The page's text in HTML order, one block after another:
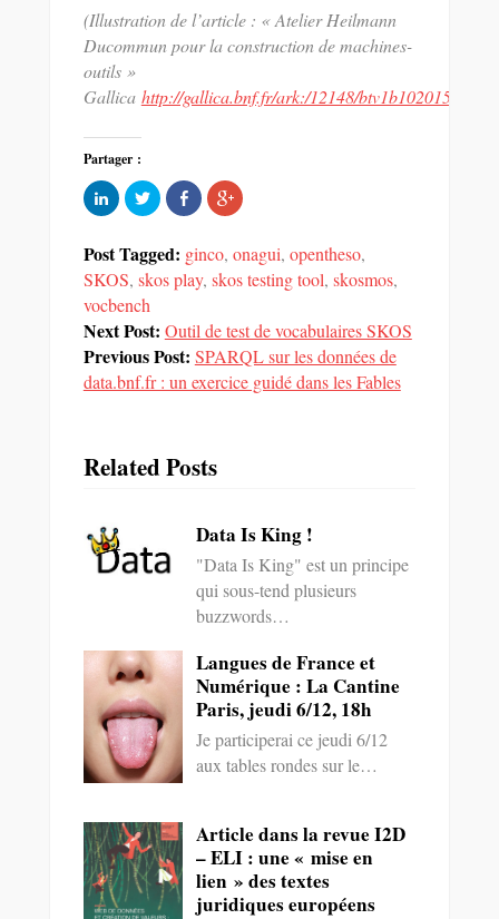
(Illustration de l’article : « Atelier Heilmann
Ducommun pour la construction de machines-
outils »
Gallica http://gallica.bnf.fr/ark:/12148/btv1b10201510v
Partager :
Cliquez
pour
partager
LinkedIn(ouvre
dans
une
nouvelle
fenêtre)
Partager
sur
Twitter(ouvre
une
nouvelle
fenêtre)
Partager
sur
Facebook(ouvre
une
nouvelle
fenêtre)
Cliquez
pour
Google+
(ouvre
dans
une
Post Tagged: ginco, onagui, opentheso,
SKOS, skos play, skos testing tool, skosmos,
vocbench
Next Post: Outil de test de vocabulaires SKOS
Previous Post: SPARQL sur les données de
data.bnf.fr : un exercice guidé dans les Fables
Related Posts
Data Is King !
"Data Is King" est un principe
qui sous-tend plusieurs
buzzwords…
Langues de France et
Numérique : La Cantine
Paris, jeudi 6/12, 18h
Je participerai ce jeudi 6/12
aux tables rondes sur le…
Article dans la revue I2D
– ELI : une « mise en
lien » des textes
juridiques européens